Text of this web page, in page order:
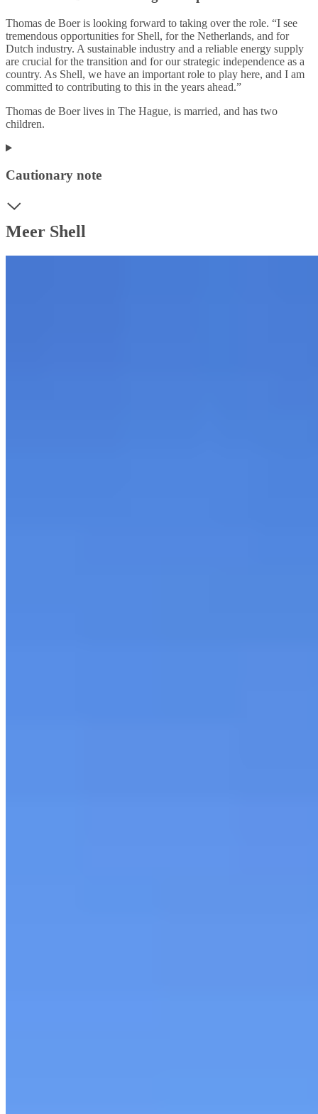
Thomas de Boer is looking forward to taking over the role. “I see
tremendous opportunities for Shell, for the Netherlands, and for
Dutch industry. A sustainable industry and a reliable energy supply
are crucial for the transition and for our strategic independence as a
country. As Shell, we have an important role to play here, and I am
committed to contributing to this in the years ahead.”
Thomas de Boer lives in The Hague, is married, and has two
children.
Cautionary note
Meer Shell